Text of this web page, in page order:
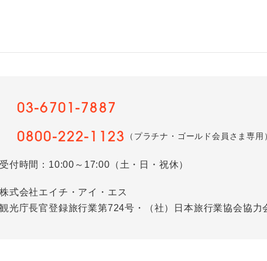
03-6701-7887
0800-222-1123 （プラチナ・ゴールド会員さま専用
受付時間：10:00～17:00（土・日・祝休）
株式会社エイチ・アイ・エス
観光庁長官登録旅行業第724号・（社）日本旅行業協会協力